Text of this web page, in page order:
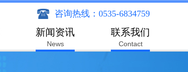
咨询热线：0535-6834759
新闻资讯
News
联系我们
Contact